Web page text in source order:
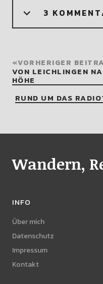
3
VORHERIGER
VON LEICHLINGEN
HÖHE
RUND UM DAS
Wandern,
INFO
Über mich
Datenschutz
Impressum
Kontakt